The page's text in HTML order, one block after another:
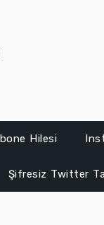
Hilesi
Şifresiz Twitter